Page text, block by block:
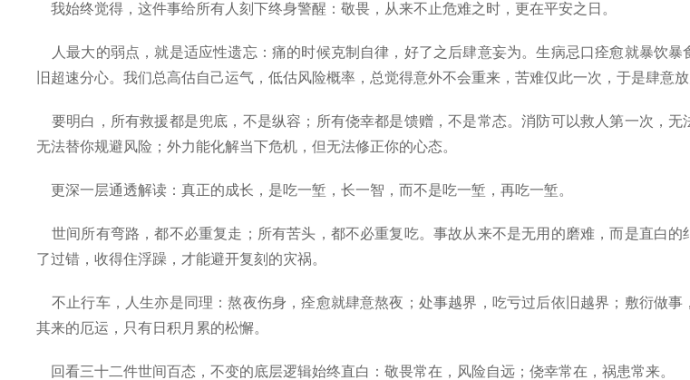
我始终觉得，这件事给所有人刻下终身警醒：敬畏，从来不止危难之时，更在平安之日。
人最大的弱点，就是适应性遗忘：痛的时候克制自律，好了之后肆意妄为。生病忌口痊愈就暴饮
旧超速分心。我们总高估自己运气，低估风险概率，总觉得意外不会重来，苦难仅此一次，于是肆意
要明白，所有救援都是兜底，不是纵容；所有侥幸都是馈赠，不是常态。消防可以救人第一次，
无法替你规避风险；外力能化解当下危机，但无法修正你的心态。
更深一层通透解读：真正的成长，是吃一堑，长一智，而不是吃一堑，再吃一堑。
世间所有弯路，都不必重复走；所有苦头，都不必重复吃。事故从来不是无用的磨难，而是直白
了过错，收得住浮躁，才能避开复刻的灾祸。
不止行车，人生亦是同理：熬夜伤身，痊愈就肆意熬夜；处事越界，吃亏过后依旧越界；敷衍做
其来的厄运，只有日积月累的松懈。
回看三十二件世间百态，不变的底层逻辑始终直白：敬畏常在，风险自远；侥幸常在，祸患常来。